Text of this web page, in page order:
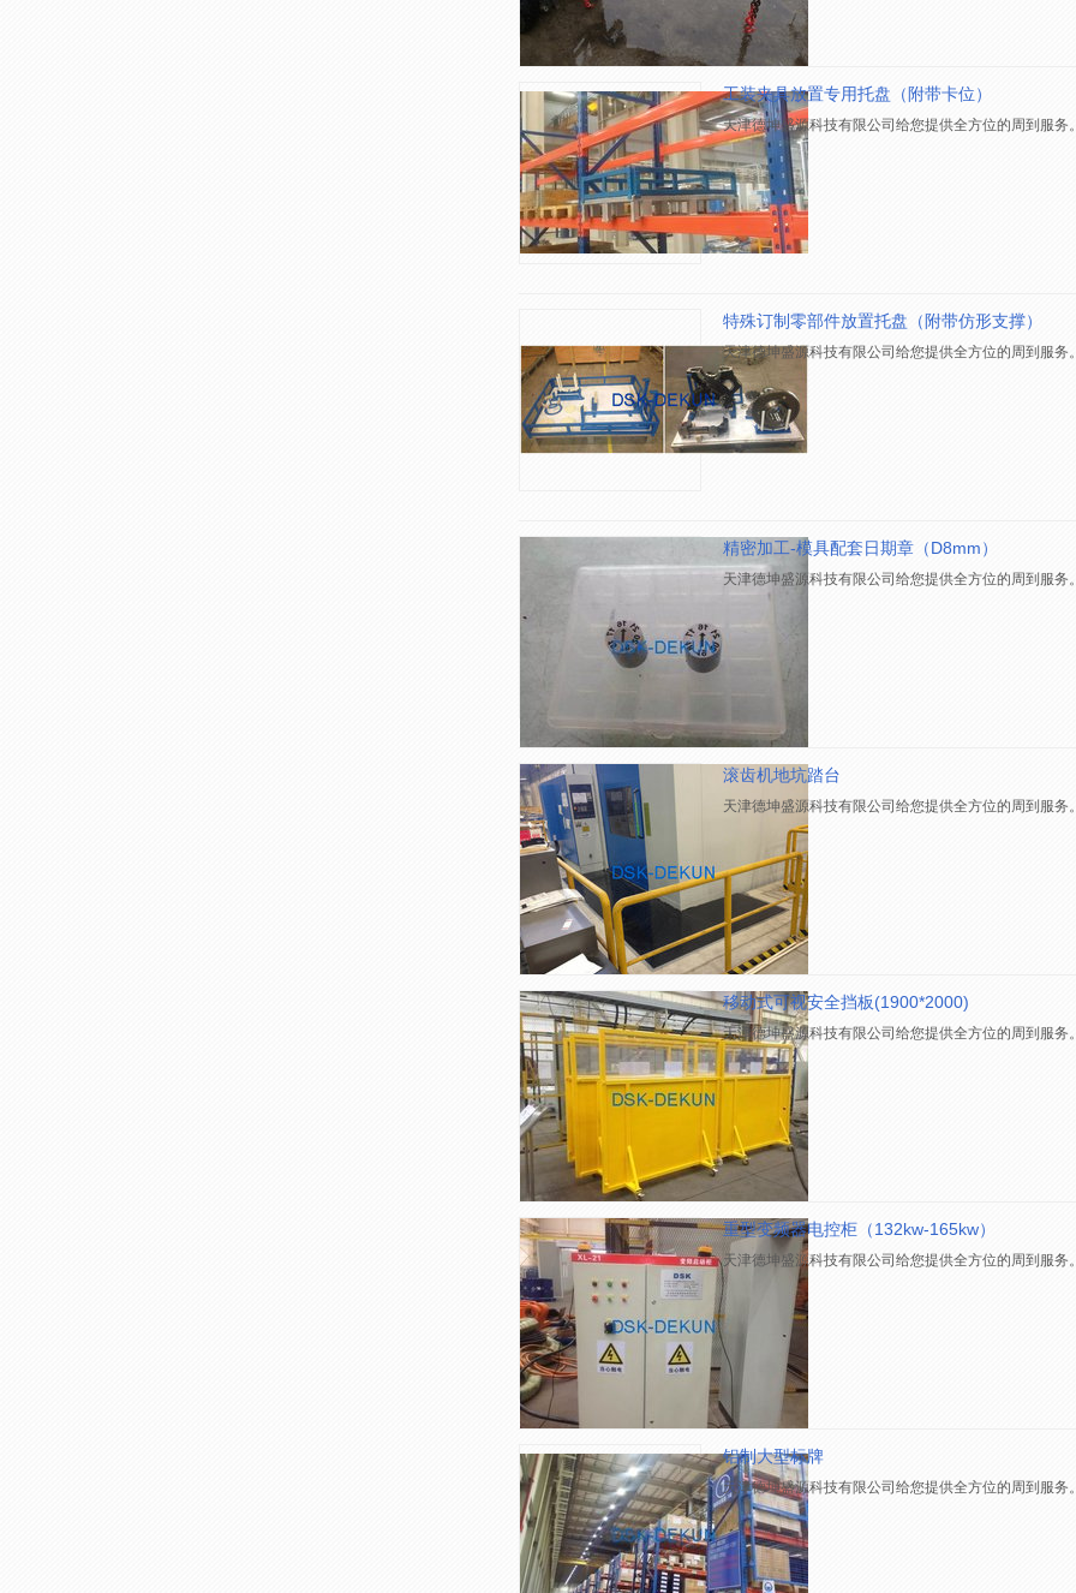
工装夹具放置专用托盘（附带卡位）
天津德坤盛源科技有限公司给您提供全方位的周到服务
特殊订制零部件放置托盘（附带仿形支撑）
天津德坤盛源科技有限公司给您提供全方位的周到服务
精密加工-模具配套日期章（D8mm）
天津德坤盛源科技有限公司给您提供全方位的周到服务
滚齿机地坑踏台
天津德坤盛源科技有限公司给您提供全方位的周到服务
移动式可视安全挡板(1900*2000)
天津德坤盛源科技有限公司给您提供全方位的周到服务
重型变频器电控柜（132kw-165kw）
天津德坤盛源科技有限公司给您提供全方位的周到服务
铝制大型标牌
天津德坤盛源科技有限公司给您提供全方位的周到服务